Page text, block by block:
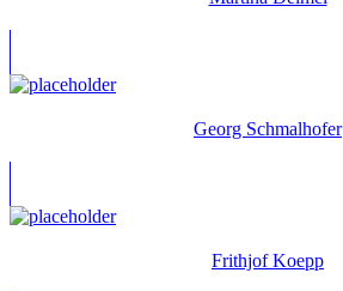
Georg Schmalhofer
Frithjof Koepp